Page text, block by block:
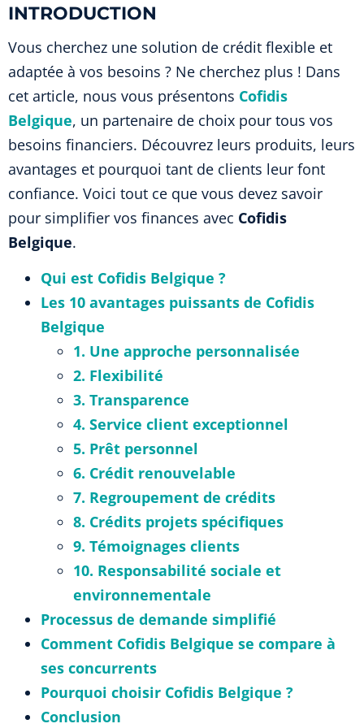
INTRODUCTION
Vous cherchez une solution de crédit flexible et
adaptée à vos besoins ? Ne cherchez plus ! Dans
cet article, nous vous présentons Cofidis
Belgique, un partenaire de choix pour tous vos
besoins financiers. Découvrez leurs produits, leurs
avantages et pourquoi tant de clients leur font
confiance. Voici tout ce que vous devez savoir
pour simplifier vos finances avec Cofidis
Belgique.
Qui est Cofidis Belgique ?
Les 10 avantages puissants de Cofidis
Belgique
1. Une approche personnalisée
2. Flexibilité
3. Transparence
4. Service client exceptionnel
5. Prêt personnel
6. Crédit renouvelable
7. Regroupement de crédits
8. Crédits projets spécifiques
9. Témoignages clients
10. Responsabilité sociale et
environnementale
Processus de demande simplifié
Comment Cofidis Belgique se compare à
ses concurrents
Pourquoi choisir Cofidis Belgique ?
Conclusion